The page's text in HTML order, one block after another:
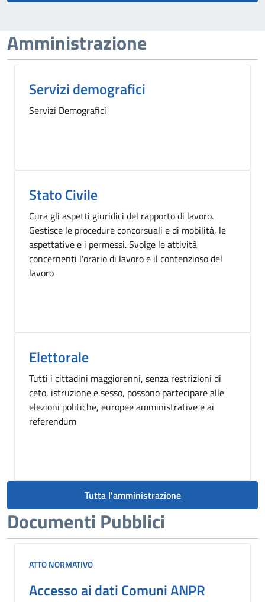
Amministrazione
Servizi demografici
Servizi Demografici
Stato Civile
Cura gli aspetti giuridici del rapporto di lavoro.
Gestisce le procedure concorsuali e di mobilità, le
aspettative e i permessi. Svolge le attività
concernenti l'orario di lavoro e il contenzioso del
lavoro
Elettorale
Tutti i cittadini maggiorenni, senza restrizioni di
ceto, istruzione e sesso, possono partecipare alle
elezioni politiche, europee amministrative e ai
referendum
Tutta l'amministrazione
Documenti Pubblici
ATTO NORMATIVO
Accesso ai dati Comuni ANPR